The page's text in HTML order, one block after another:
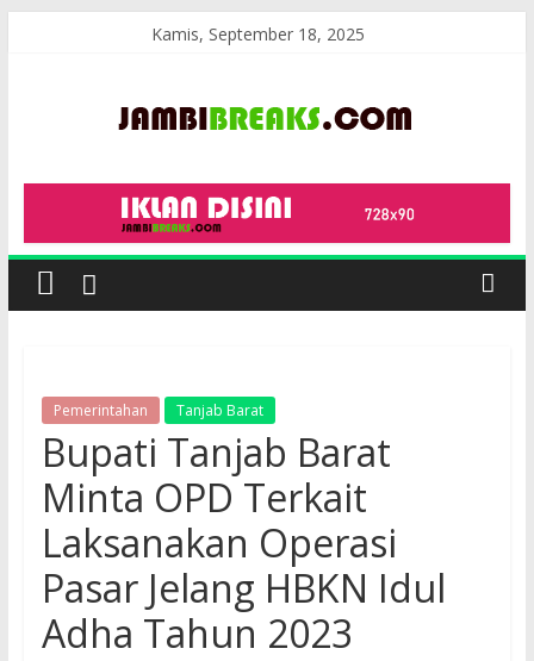
Kamis, September 18, 2025
JambiBreaks
Pemerintahan Tanjab Barat
Bupati Tanjab Barat
Minta OPD Terkait
Laksanakan Operasi
Pasar Jelang HBKN Idul
Adha Tahun 2023